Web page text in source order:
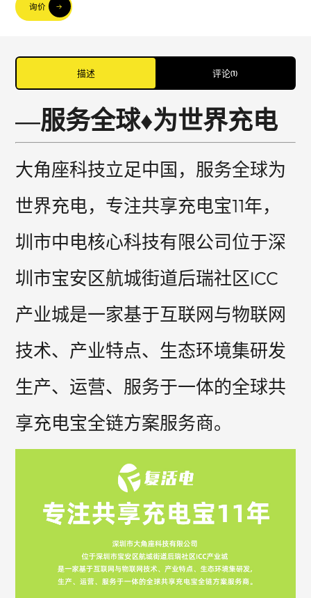
询价
描述 评论(1)
—服务全球♦为世界充电
大角座科技立足中国，服务全球为
世界充电，专注共享充电宝11年，
圳市中电核心科技有限公司位于深
圳市宝安区航城街道后瑞社区ICC
产业城是一家基于互联网与物联网
技术、产业特点、生态环境集研发
生产、运营、服务于一体的全球共
享充电宝全链方案服务商。